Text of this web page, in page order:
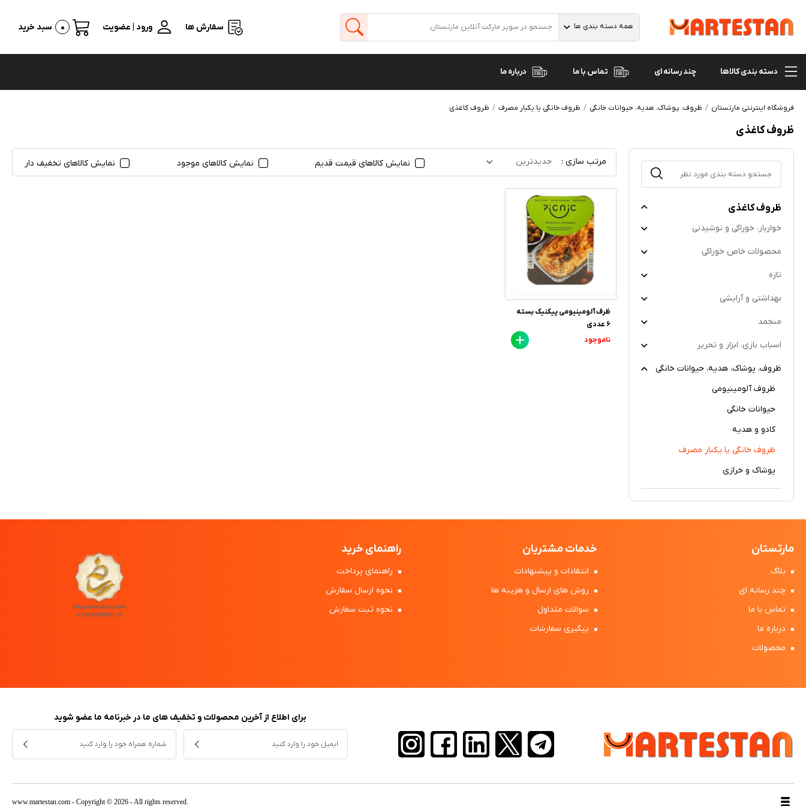
همه دسته بندی ها سفارش ها ورود | عضویت 0 سبد خرید
دسته بندی کالاها چند رسانه ای تماس با ما درباره ما
فروشگاه اینترنتی مارتستان ظروف، پوشاک، هدیه، حیوانات خانگی ظروف خانگی یا یکبار مصرف ظروف کاغذی
ظروف کاغذی
ظروف کاغذی
خواربار، خوراکی و نوشیدنی
محصولات خاص خوراکی
تازه
بهداشتی و آرایشی
منجمد
اسباب بازی، ابزار و تحریر
ظروف، پوشاک، هدیه، حیوانات خانگی
ظروف آلومینیومی
حیوانات خانگی
کادو و هدیه
ظروف خانگی یا یکبار مصرف
پوشاک و خرازی
مرتب سازی : جدیدترین نمایش کالاهای قیمت قدیم نمایش کالاهای موجود نمایش کالاهای تخفیف دار
ظرف آلومینیومی پیکنیک بسته
6 عددی
ناموجود
مارتستان
بلاگ
چند رسانه ای
تماس با ما
درباره ما
محصولات
خدمات مشتریان
انتقادات و پیشنهادات
روش های ارسال و هزینه ها
سوالات متداول
پیگیری سفارشات
راهنمای خرید
راهنمای پرداخت
نحوه ارسال سفارش
نحوه ثبت سفارش
برای اطلاع از آخرین محصولات و تخفیف های ما در خبرنامه ما عضو شوید
www.martestan.com - Copyright © 2026 - All rights reserved.